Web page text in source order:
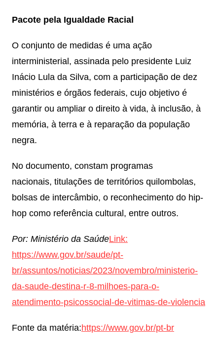
Pacote pela Igualdade Racial
O conjunto de medidas é uma ação
interministerial, assinada pelo presidente Luiz
Inácio Lula da Silva, com a participação de dez
ministérios e órgãos federais, cujo objetivo é
garantir ou ampliar o direito à vida, à inclusão, à
memória, à terra e à reparação da população
negra.
No documento, constam programas
nacionais, titulações de territórios quilombolas,
bolsas de intercâmbio, o reconhecimento do hip-
hop como referência cultural, entre outros.
Por: Ministério da SaúdeLink:
https://www.gov.br/saude/pt-
br/assuntos/noticias/2023/novembro/ministerio-
da-saude-destina-r-8-milhoes-para-o-
atendimento-psicossocial-de-vitimas-de-violencia
Fonte da matéria:https://www.gov.br/pt-br